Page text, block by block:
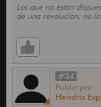
Los que no estan
de una revolucíon, no
#34
Publié par
Hendrix